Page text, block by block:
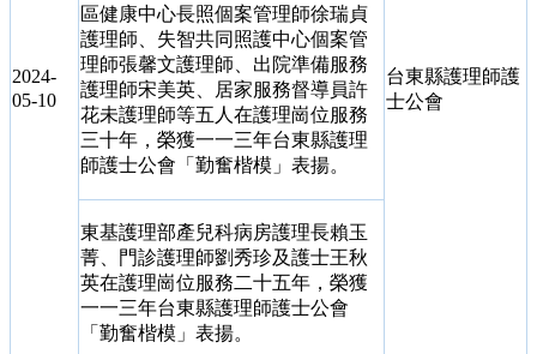
2024-
05-10
台東縣護理師護
士公會
區健康中心長照個案管理師徐瑞貞
護理師、失智共同照護中心個案管
理師張馨文護理師、出院準備服務
護理師宋美英、居家服務督導員許
花未護理師等五人在護理崗位服務
三十年，榮獲一一三年台東縣護理
師護士公會「勤奮楷模」表揚。
東基護理部產兒科病房護理長賴玉
菁、門診護理師劉秀珍及護士王秋
英在護理崗位服務二十五年，榮獲
一一三年台東縣護理師護士公會
「勤奮楷模」表揚。